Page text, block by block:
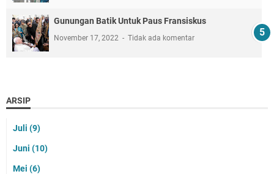
Gunungan Batik Untuk Paus Fransiskus
November 17, 2022 Tidak ada komentar
ARSIP
Juli (9)
Juni (10)
Mei (6)